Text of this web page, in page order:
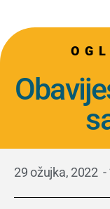
29 ožujka, 2022 -